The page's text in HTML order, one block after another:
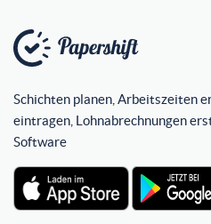
Schichten planen, Arbeitszeiten
eintragen, Lohnabrechnungen
Software